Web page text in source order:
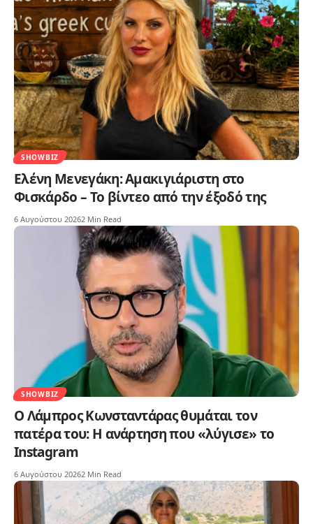
SHOWBIZ
Ελένη Μενεγάκη: Αμακιγιάριστη στο
Φισκάρδο – Το βίντεο από την έξοδό της
6 Αυγούστου 20262 Min Read
SHOWBIZ
Ο Λάμπρος Κωνσταντάρας θυμάται τον
πατέρα του: Η ανάρτηση που «λύγισε» το
Instagram
6 Αυγούστου 20262 Min Read